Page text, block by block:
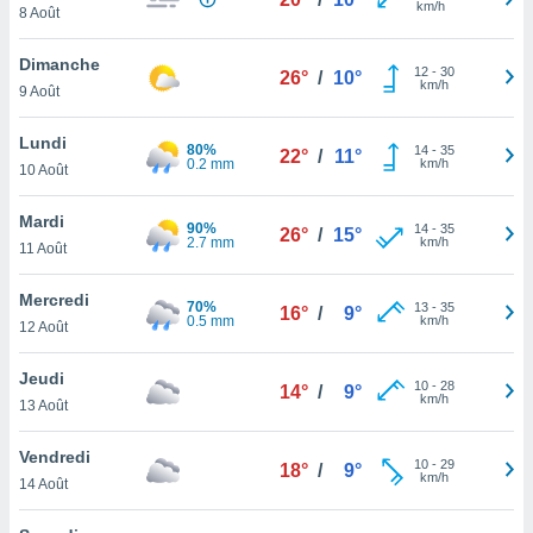
au
vous
de
ou
de
le
ainsi
un
la
du
8 Août
km/h
Dimanche
9 Août
26° / 10° 12- 30
km/h
Lundi
10 Août
80%
0.2 mm
22° / 11° 14- 35
km/h
Mardi
11 Août
90%
2.7 mm
26° / 15° 14- 35
km/h
Mercredi
12 Août
70%
0.5 mm
16° / 9° 13- 35
km/h
Jeudi
13 Août
14° / 9° 10- 28
km/h
Vendredi
14 Août
18° / 9° 10- 29
km/h